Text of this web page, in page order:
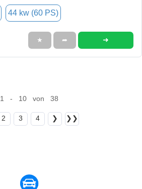
44 kw (60 PS)
★ ➦ ➜
1 - 10 von 38
2 3 4 ❯ ❯❯